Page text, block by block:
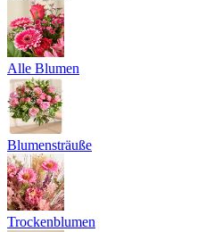
Alle Blumen
Blumensträuße
Trockenblumen